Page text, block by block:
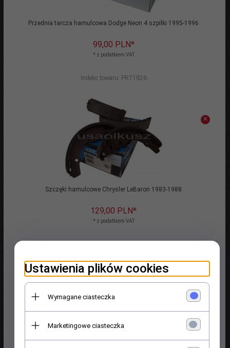
Przednia tarcza hamulcowa Dodge Neon 4 szpilki 1995-1996
99,00 PLN*
* z podatkiem VAT
Indeks towaru: PRT1926
Szczęki hamulcowe Chrysler LeBaron 1983-1988
129,00 PLN*
* z podatkiem VAT
Ustawienia plików cookies
Wymagane ciasteczka
Marketingowe ciasteczka